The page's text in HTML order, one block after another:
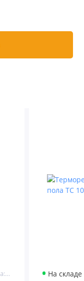
Код товара: ТС 201 На складе